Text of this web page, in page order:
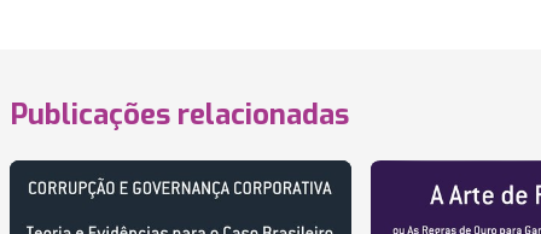
Publicações relacionadas